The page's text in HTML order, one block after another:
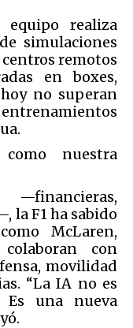
equipo realiza
simulaciones
remotos
en boxes,
no superan
nuestra
la F1 ha sabido
McLaren,
con
movilidad
“La IA no es
Es una nueva